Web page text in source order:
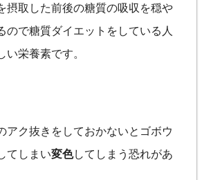
摂取した前後の糖質の吸収を穏や
ので糖質ダイエットをしている人
い栄養素です。
アク抜きをしておかないとゴボウ
てしまい変色してしまう恐れがあ